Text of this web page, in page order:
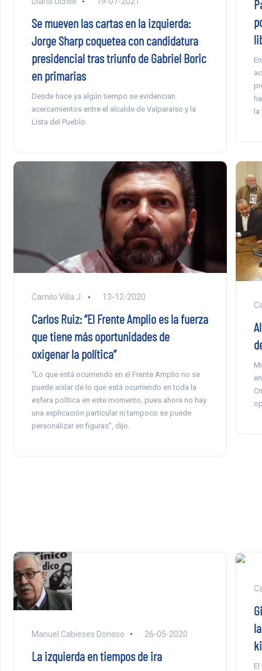
Se mueven las cartas en la izquierda:
Jorge Sharp coquetea con candidatura
presidencial tras triunfo de Gabriel Boric
en primarias
Desde hace ya algún tiempo se evidencian
acercamientos entre el alcalde de Valparaíso y la
Lista del Pueblo.
Camilo Villa J. 13-12-2020
Carlos Ruiz: “El Frente Amplio es la fuerza
que tiene más oportunidades de
oxigenar la política”
“Lo que está ocurriendo en el Frente Amplio no se
puede aislar de lo que está ocurriendo en toda la
esfera política en este momento, pues ahora no hay
una explicación particular ni tampoco se puede
personalizar en figuras”, dijo.
Manuel Cabieses Donoso 26-05-2020
La izquierda en tiempos de ira